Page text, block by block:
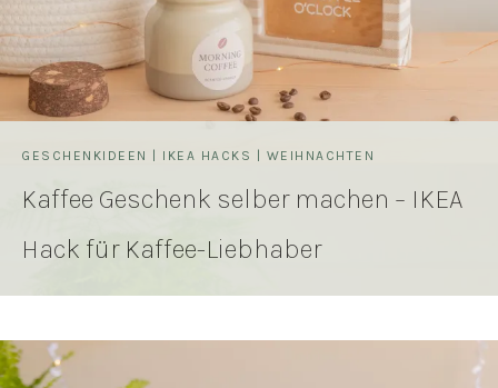
GESCHENKIDEEN | IKEA HACKS | WEIHNACHTEN
Kaffee Geschenk selber machen – IKEA
Hack für Kaffee-Liebhaber